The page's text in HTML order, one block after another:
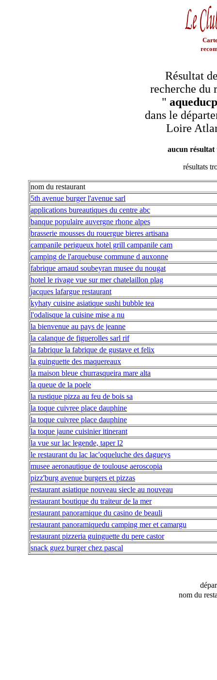
Résultat
recherche du
"
dans le
Loire
aucun
résultats
nom du restaurant
5th avenue burger l'avenue sarl
applications bureautiques du centre abc
banque populaire auvergne rhone alpes
brasserie mousses du rouergue bieres artisana
campanile perigueux hotel grill campanile cam
camping de l'arquebuse commune d auxonne
fabrique arnaud soubeyran musee du nougat
hotel le rivage vue sur mer chatelaillon plag
jacques lafargue restaurant
kyhaty cuisine asiatique sushi bubble tea
l'odalisque la cuisine mise a nu
la bienvenue au pays de jeanne
la calanque de figuerolles sarl rif
la fabrique la fabrique de gustave et felix
la guinguette des maquereaux
la maison bleue churrasqueira mare alta
la queue de la poele
la rustique pizza au feu de bois sa
la toque cuivree place dauphine
la toque cuivree place dauphine
la toque jaune cuisinier itinerant
la vue sur lac legende, taper l2
le restaurant du lac lac'oqueluche des dagueys
musee aeronautique de toulouse aeroscopia
pizz'burg avenue burgers et pizzas
restaurant asiatique nouveau siecle au nouveau
restaurant boutique du traiteur de la mer
restaurant panoramique du casino de beauli
restaurant panoramiquedu camping mer et camargu
restaurant pizzeria guinguette du pere castor
snack guez burger chez pascal
nom du